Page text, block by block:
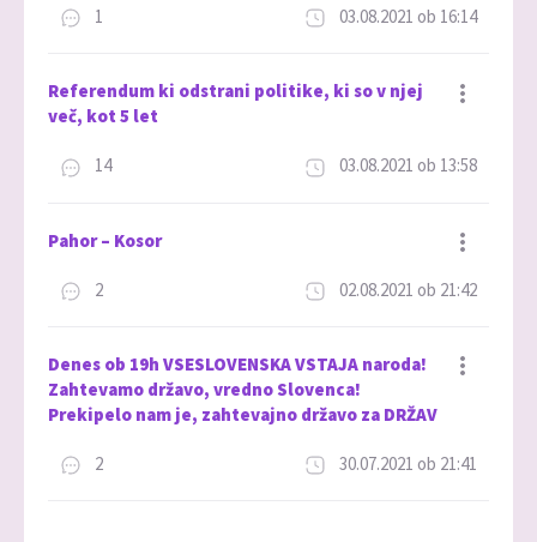
1 03.08.2021 ob 16:14
Dodaj med priljubljene
Referendum ki odstrani politike, ki so v njej
več, kot 5 let
14 03.08.2021 ob 13:58
Dodaj med priljubljene
Pahor – Kosor
2 02.08.2021 ob 21:42
Denes ob 19h VSESLOVENSKA VSTAJA naroda!
Zahtevamo državo, vredno Slovenca!
Prekipelo nam je, zahtevajno državo za DRŽAV
2 30.07.2021 ob 21:41